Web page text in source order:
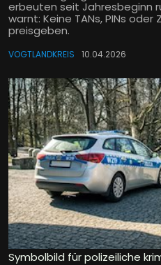
erbeuten seit Jahresbeginn
warnt: Keine TANs, PINs
preisgeben.
VOGTLANDKREIS 10.04.2026
Symbolbild für polizeiliche